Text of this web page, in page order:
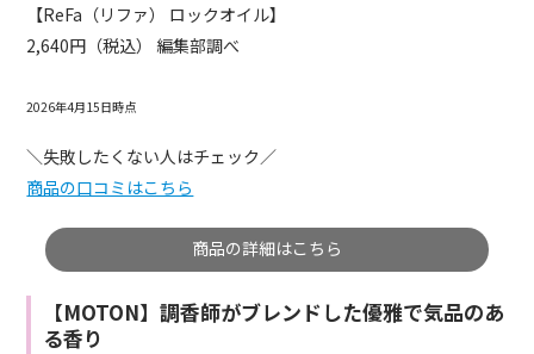
【ReFa（リファ） ロックオイル】
2,640円（税込） 編集部調べ
2026年4月15日時点
＼失敗したくない人はチェック／
商品の口コミはこちら
商品の詳細はこちら
【MOTON】調香師がブレンドした優雅で気品のあ
る香り